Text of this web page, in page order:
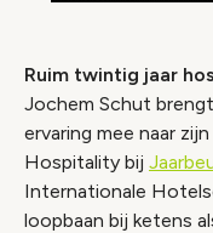
Ruim twintig jaar
Jochem Schut
ervaring mee naar
Hospitality bij
Internationale
loopbaan bij ketens